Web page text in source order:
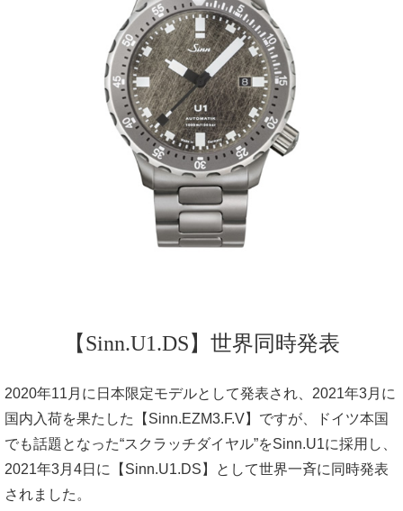
【Sinn.U1.DS】世界同時発表
2020年11月に日本限定モデルとして発表され、2021年3月に
国内入荷を果たした【Sinn.EZM3.F.V】ですが、ドイツ本国
でも話題となった“スクラッチダイヤル”をSinn.U1に採用し、
2021年3月4日に【Sinn.U1.DS】として世界一斉に同時発表
されました。